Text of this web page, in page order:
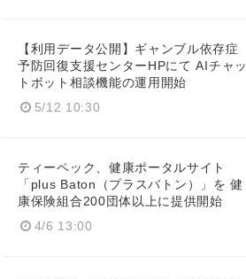
【利用データ公開】ギャンブル依存症
予防回復支援センターHPにて AIチャッ
トボット相談機能の運用開始
5/12 10:30
ティーペック、健康ポータルサイト
「plus Baton（プラスバトン）」を 健
康保険組合200団体以上に提供開始
4/6 13:00